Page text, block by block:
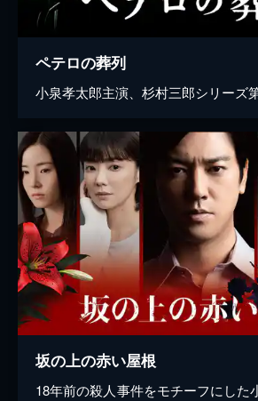
ペテロの葬列
小泉孝太郎主演、杉村三郎シリーズ
坂の上の赤い屋根
18年前の殺人事件をモチーフにした